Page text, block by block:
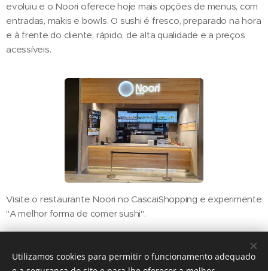
evoluiu e o Noori oferece hoje mais opções de menus, com
entradas, makis e bowls. O sushi é fresco, preparado na hora
e à frente do cliente, rápido, de alta qualidade e a preços
acessíveis.
Visite o restaurante Noori no CascaiShopping e experimente
"A melhor forma de comer sushi".
Share
Utilizamos cookies para permitir o funcionamento adequado